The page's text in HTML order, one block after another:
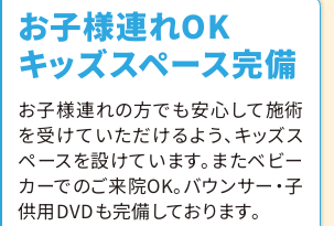
お子様連れOK
キッズスペース完備
お子様連れの方でも安心して施術
を受けていただけるよう、キッズス
ペースを設けています。またベビー
カーでのご来院OK。バウンサー・子
供用DVDも完備しております。